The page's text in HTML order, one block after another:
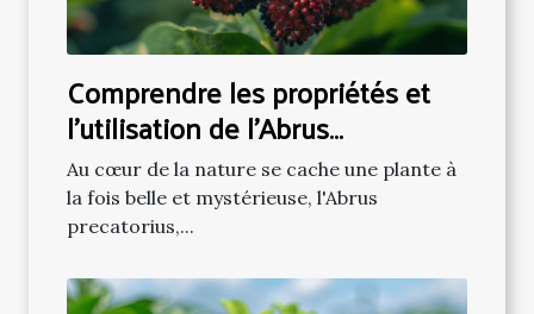
Comprendre les propriétés et
l'utilisation de l'Abrus
Precatorius en phytothérapie
Au cœur de la nature se cache une plante à
la fois belle et mystérieuse, l'Abrus
precatorius,...